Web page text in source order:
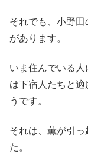
それでも、小野
があります。
いま住んでいる
は下宿人たちと
うです。
それは、薫が引
た。